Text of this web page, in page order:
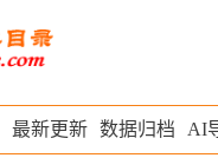
最新更新 数据归档 AI